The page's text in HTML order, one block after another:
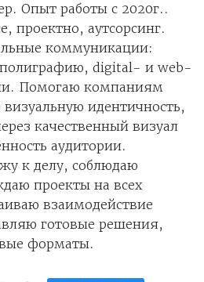
Опыт работы с 2020г..
проектно, аутсорсинг.
коммуникации:
digital- и web-
Помогаю компаниям
идентичность,
качественный визуал
аудитории.
к делу, соблюдаю
проекты на всех
взаимодействие
готовые решения,
форматы.